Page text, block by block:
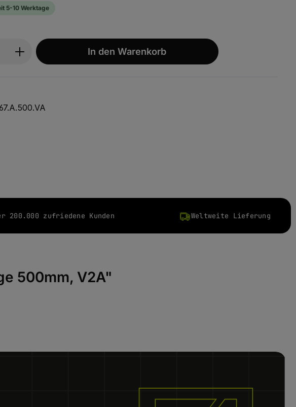
5-10 Werktage
Gib den gewünschten Wert ein oder benutze
In den Warenkorb
200.000 zufriedene Kunden Weltweite Lieferung
500mm, V2A"